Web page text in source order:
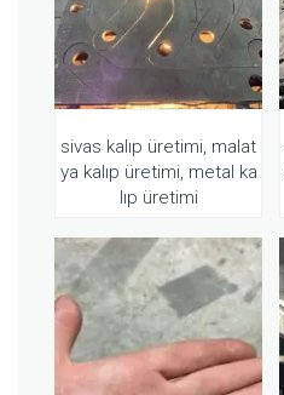
sivas kalıp üretimi, malat
ya kalıp üretimi, metal ka
lıp üretimi